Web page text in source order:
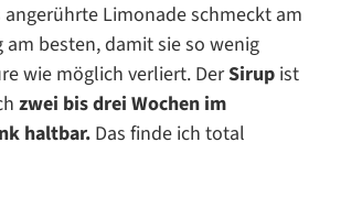
angerührte Limonade schmeckt am
am besten, damit sie so wenig
wie möglich verliert. DerSirup ist
zwei bis drei Wochen im
haltbar. Das finde ich total